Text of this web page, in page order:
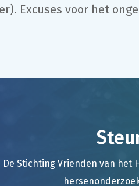
Excuses voor het
De Stichting Vrienden van